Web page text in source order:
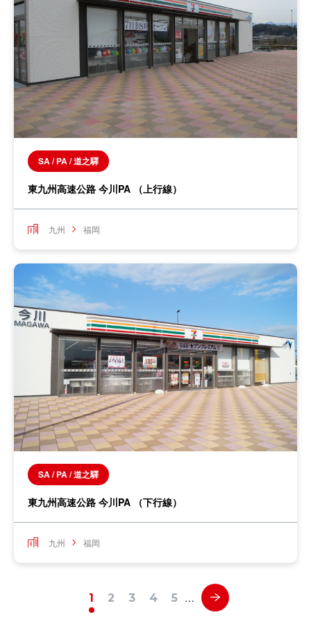
SA / PA / 道之驛
東九州高速公路 今川PA （上行線）
九州 福岡
SA / PA / 道之驛
東九州高速公路 今川PA （下行線）
九州 福岡
1 2 3 4 5 …